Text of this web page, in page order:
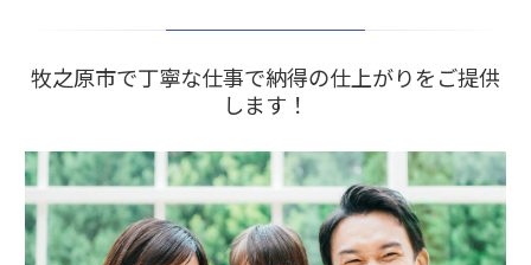
牧之原市で丁寧な仕事で納得の仕上がりをご提供
します！